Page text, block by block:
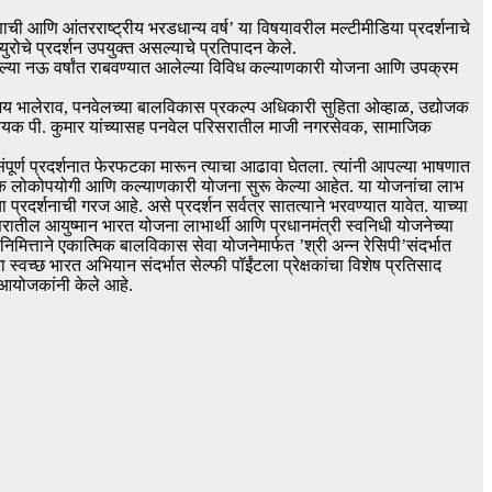
आंतरराष्ट्रीय भरडधान्य वर्ष’ या विषयावरील मल्टीमीडिया प्रदर्शनाचे
प्रदर्शन उपयुक्त असल्याचे प्रतिपादन केले.
नऊ वर्षांत राबवण्यात आलेल्या विविध कल्याणकारी योजना आणि उपक्रम
भालेराव, पनवेलच्या बालविकास प्रकल्प अधिकारी सुहिता ओव्हाळ, उद्योजक
पी. कुमार यांच्यासह पनवेल परिसरातील माजी नगरसेवक, सामाजिक
प्रदर्शनात फेरफटका मारून त्याचा आढावा घेतला. त्यांनी आपल्या भाषणात
लोकोपयोगी आणि कल्याणकारी योजना सुरू केल्या आहेत. या योजनांचा लाभ
गरज आहे. असे प्रदर्शन सर्वत्र सातत्याने भरवण्यात यावेत. याच्या
आयुष्मान भारत योजना लाभार्थी आणि प्रधानमंत्री स्वनिधी योजनेच्या
एकात्मिक बालविकास सेवा योजनेमार्फत ’श्री अन्न रेसिपी’संदर्भात
भारत अभियान संदर्भात सेल्फी पॉईंटला प्रेक्षकांचा विशेष प्रतिसाद
आयोजकांनी केले आहे.